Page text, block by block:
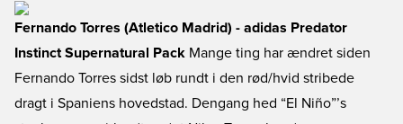
Fernando Torres (Atletico Madrid) - adidas Predator
Instinct Supernatural Pack Mange ting har ændret siden
Fernando Torres sidst løb rundt i den rød/hvid stribede
dragt i Spaniens hovedstad. Dengang hed “El Niño”’s